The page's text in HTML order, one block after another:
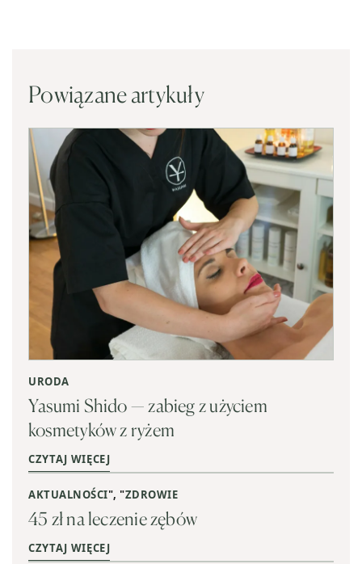
Powiązane artykuły
URODA
Yasumi Shido — zabieg z użyciem
kosmetyków z ryżem
CZYTAJ WIĘCEJ
AKTUALNOŚCI", "ZDROWIE
45 zł na leczenie zębów
CZYTAJ WIĘCEJ